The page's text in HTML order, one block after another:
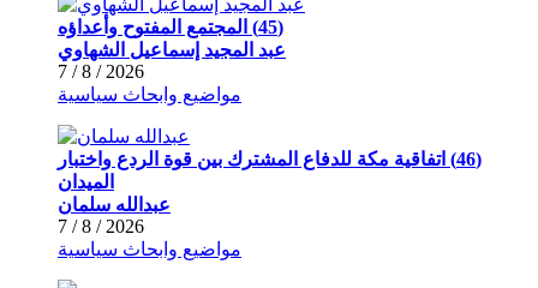
(45) المجتمع المفتوح وأعداؤه
عبد المجيد إسماعيل الشهاوي
2026 / 8 / 7
مواضيع وابحاث سياسية
(46) اتفاقية مكة للدفاع المشترك بين قوة الردع واختبار
الميدان
عبدالله سلمان
2026 / 8 / 7
مواضيع وابحاث سياسية